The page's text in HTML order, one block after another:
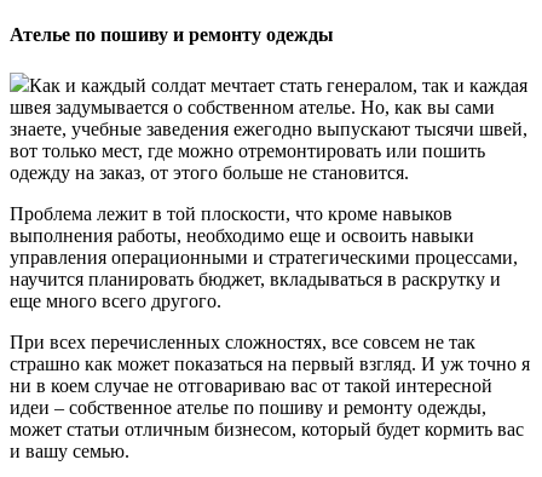
Ателье по пошиву и ремонту одежды
Как и каждый солдат мечтает стать генералом, так и каждая
швея задумывается о собственном ателье. Но, как вы сами
знаете, учебные заведения ежегодно выпускают тысячи швей,
вот только мест, где можно отремонтировать или пошить
одежду на заказ, от этого больше не становится.
Проблема лежит в той плоскости, что кроме навыков
выполнения работы, необходимо еще и освоить навыки
управления операционными и стратегическими процессами,
научится планировать бюджет, вкладываться в раскрутку и
еще много всего другого.
При всех перечисленных сложностях, все совсем не так
страшно как может показаться на первый взгляд. И уж точно я
ни в коем случае не отговариваю вас от такой интересной
идеи – собственное ателье по пошиву и ремонту одежды,
может статьи отличным бизнесом, который будет кормить вас
и вашу семью.